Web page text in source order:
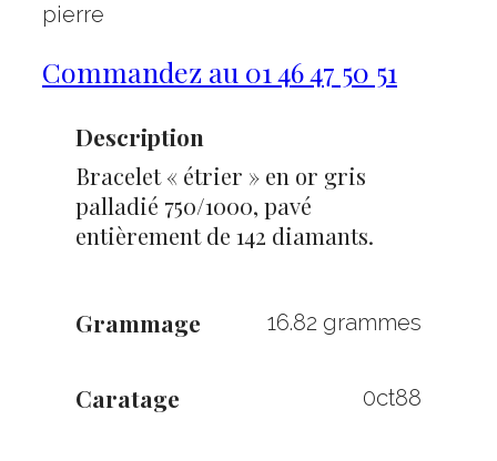
pierre
Commandez au 01 46 47 50 51
Description
Bracelet « étrier » en or gris
palladié 750/1000, pavé
entièrement de 142 diamants.
Grammage 16.82 grammes
Caratage 0ct88